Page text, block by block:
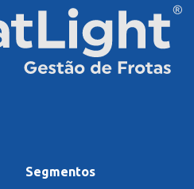
Segmentos